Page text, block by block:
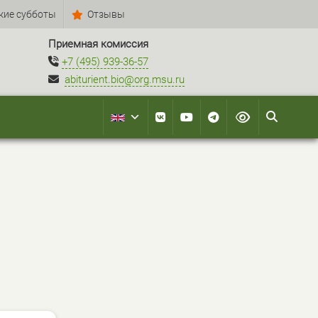
субботы Отзывы
Приемная комиссия
+7 (495) 939-36-57
abiturient.bio@org.msu.ru